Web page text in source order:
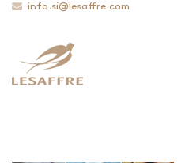
info.si@lesaffre.com